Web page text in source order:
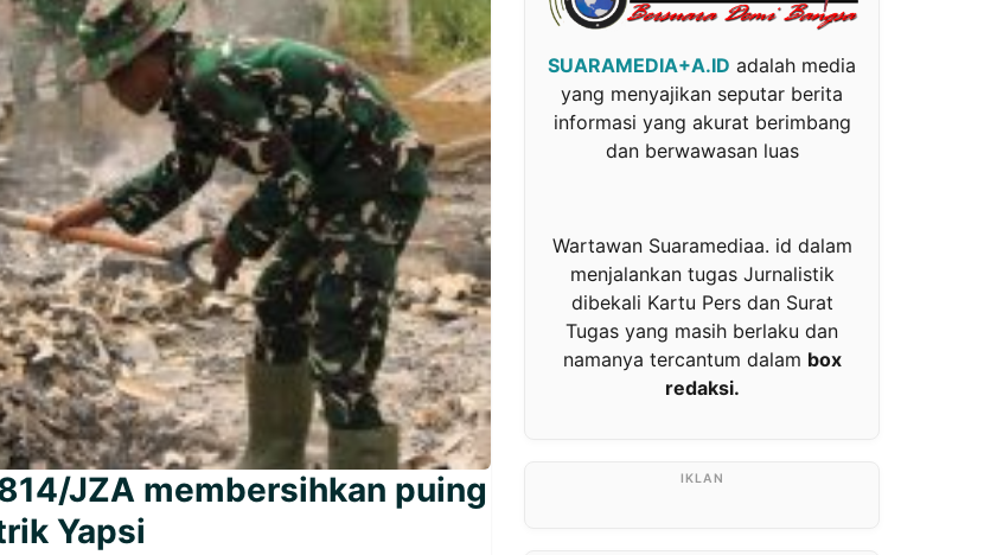
JZA membersihkan puing
Yapsi
SUARAMEDIA+A.ID adalah media
yang menyajikan seputar berita
informasi yang akurat berimbang
dan berwawasan luas
Wartawan Suaramediaa. id dalam
menjalankan tugas Jurnalistik
dibekali Kartu Pers dan Surat
Tugas yang masih berlaku dan
namanya tercantum dalam box
redaksi.